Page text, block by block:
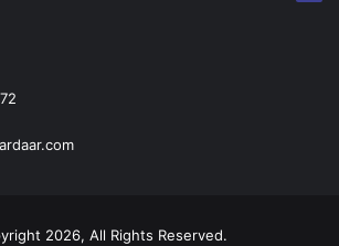
2026, All Rights Reserved.